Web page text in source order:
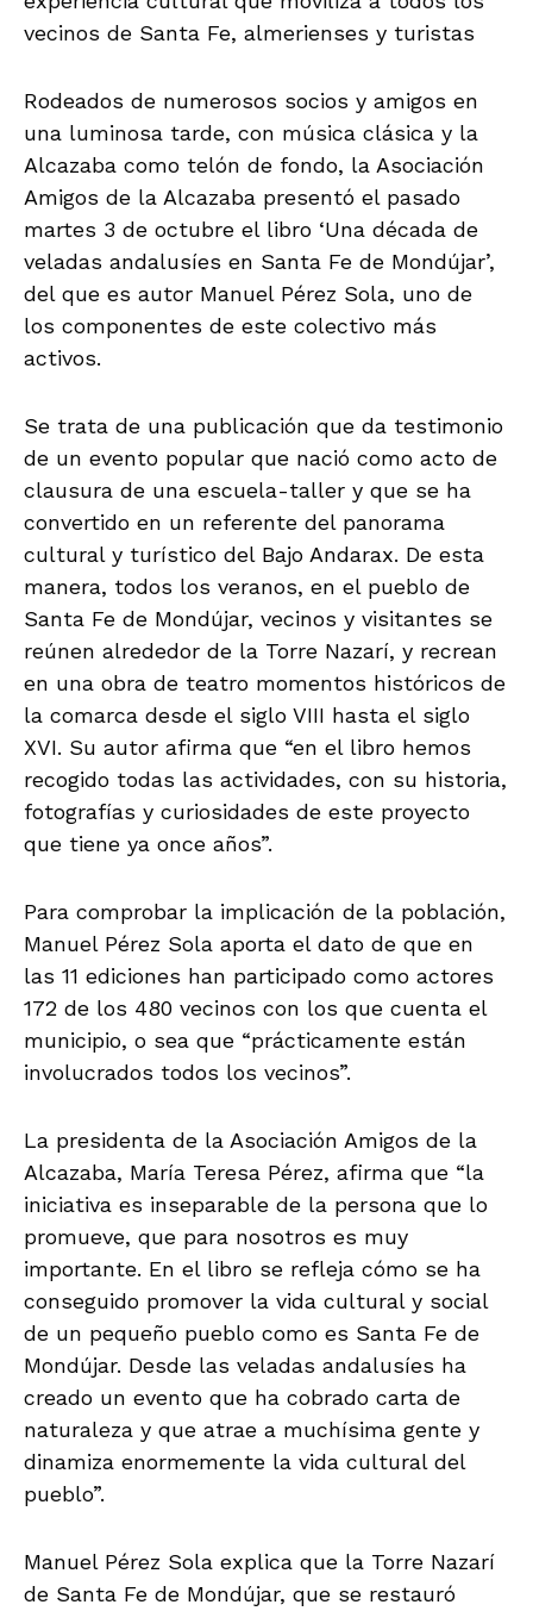
vecinos de Santa Fe, almerienses y turistas
Rodeados de numerosos socios y amigos en
una luminosa tarde, con música clásica y la
Alcazaba como telón de fondo, la Asociación
Amigos de la Alcazaba presentó el pasado
martes 3 de octubre el libro ‘Una década de
veladas andalusíes en Santa Fe de Mondújar’,
del que es autor Manuel Pérez Sola, uno de
los componentes de este colectivo más
activos.
Se trata de una publicación que da testimonio
de un evento popular que nació como acto de
clausura de una escuela-taller y que se ha
convertido en un referente del panorama
cultural y turístico del Bajo Andarax. De esta
manera, todos los veranos, en el pueblo de
Santa Fe de Mondújar, vecinos y visitantes se
reúnen alrededor de la Torre Nazarí, y recrean
en una obra de teatro momentos históricos de
la comarca desde el siglo VIII hasta el siglo
XVI. Su autor afirma que “en el libro hemos
recogido todas las actividades, con su historia,
fotografías y curiosidades de este proyecto
que tiene ya once años”.
Para comprobar la implicación de la población,
Manuel Pérez Sola aporta el dato de que en
las 11 ediciones han participado como actores
172 de los 480 vecinos con los que cuenta el
municipio, o sea que “prácticamente están
involucrados todos los vecinos”.
La presidenta de la Asociación Amigos de la
Alcazaba, María Teresa Pérez, afirma que “la
iniciativa es inseparable de la persona que lo
promueve, que para nosotros es muy
importante. En el libro se refleja cómo se ha
conseguido promover la vida cultural y social
de un pequeño pueblo como es Santa Fe de
Mondújar. Desde las veladas andalusíes ha
creado un evento que ha cobrado carta de
naturaleza y que atrae a muchísima gente y
dinamiza enormemente la vida cultural del
pueblo”.
Manuel Pérez Sola explica que la Torre Nazarí
de Santa Fe de Mondújar, que se restauró